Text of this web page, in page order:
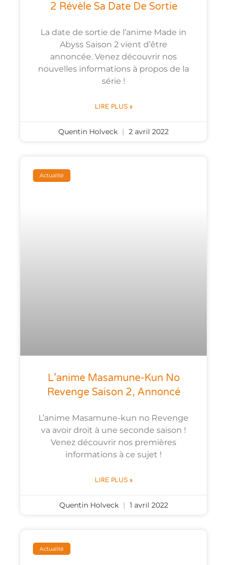
2 Révèle Sa Date De Sortie
La date de sortie de l’anime Made in
Abyss Saison 2 vient d’être
annoncée. Venez découvrir nos
nouvelles informations à propos de la
série !
LIRE PLUS »
Quentin Holveck 2 avril 2022
Actualité
L’anime Masamune-Kun No
Revenge Saison 2, Annoncé
L’anime Masamune-kun no Revenge
va avoir droit à une seconde saison !
Venez découvrir nos premières
informations à ce sujet !
LIRE PLUS »
Quentin Holveck 1 avril 2022
Actualité